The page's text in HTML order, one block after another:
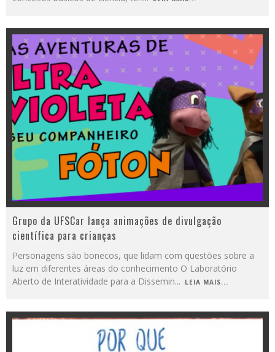
Grupo da UFSCar lança animações de divulgação
científica para crianças
Personagens são bonecos, que lidam com questões sobre a
luz em diferentes áreas do conhecimento O Laboratório
Aberto de Interatividade para a Dissemin... LEIA MAIS...